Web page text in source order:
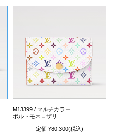
M13399 / マルチカラー
ポルトモネロザリ
定価 ¥80,300(税込)